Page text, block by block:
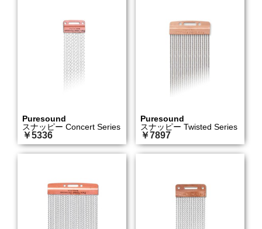
Puresound
スナッピー Concert Series
￥5336
Puresound
スナッピー Twisted Series
￥7897